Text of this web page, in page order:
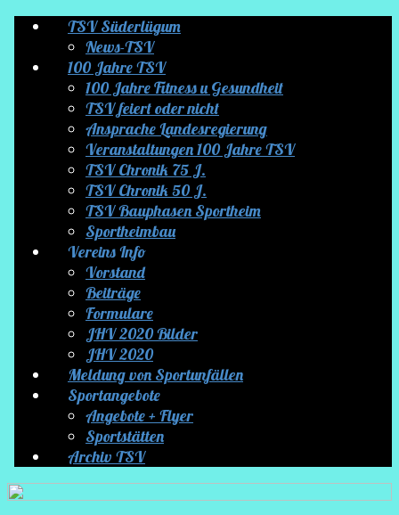
TSV Süderlügum
News-TSV
100 Jahre TSV
100 Jahre Fitness u Gesundheit
TSV feiert oder nicht
Ansprache Landesregierung
Veranstaltungen 100 Jahre TSV
TSV Chronik 75 J.
TSV Chronik 50 J.
TSV Bauphasen Sportheim
Sportheimbau
Vereins Info
Vorstand
Beiträge
Formulare
JHV 2020 Bilder
JHV 2020
Meldung von Sportunfällen
Sportangebote
Angebote + Flyer
Sportstätten
Archiv TSV